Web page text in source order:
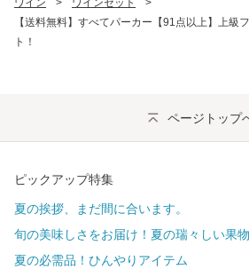
ワイン
> ワインセット
>
【送料無料】すべてパーカー【91点以上】上級
ト！
ページトップ
ピックアップ特集
夏の挨拶、まだ間に合います。
旬の美味しさをお届け！夏の瑞々しい果物
夏の必需品！ひんやりアイテム